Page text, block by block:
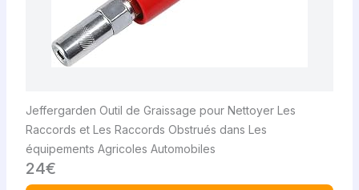
Jeffergarden Outil de Graissage pour Nettoyer Les
Raccords et Les Raccords Obstrués dans Les
équipements Agricoles Automobiles
24€